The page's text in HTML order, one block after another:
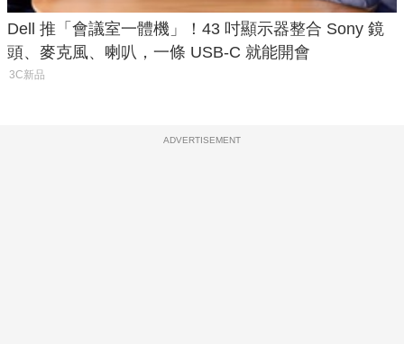
Dell 推「會議室一體機」！43 吋顯示器整合 Sony 鏡
頭、麥克風、喇叭，一條 USB-C 就能開會
3C新品
ADVERTISEMENT